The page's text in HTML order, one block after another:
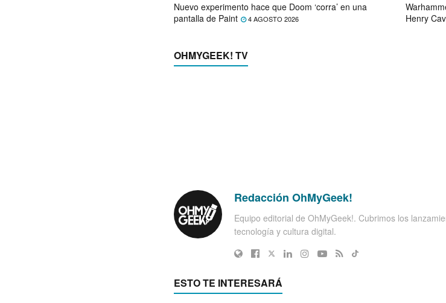
Nuevo experimento hace que Doom ‘corra’ en una
pantalla de Paint
4 AGOSTO 2026
Henry
OHMYGEEK! TV
Redacción OhMyGeek!
Equipo editorial de OhMyGeek!. Cubrimos los
tecnología y cultura digital.
ESTO TE INTERESARÁ